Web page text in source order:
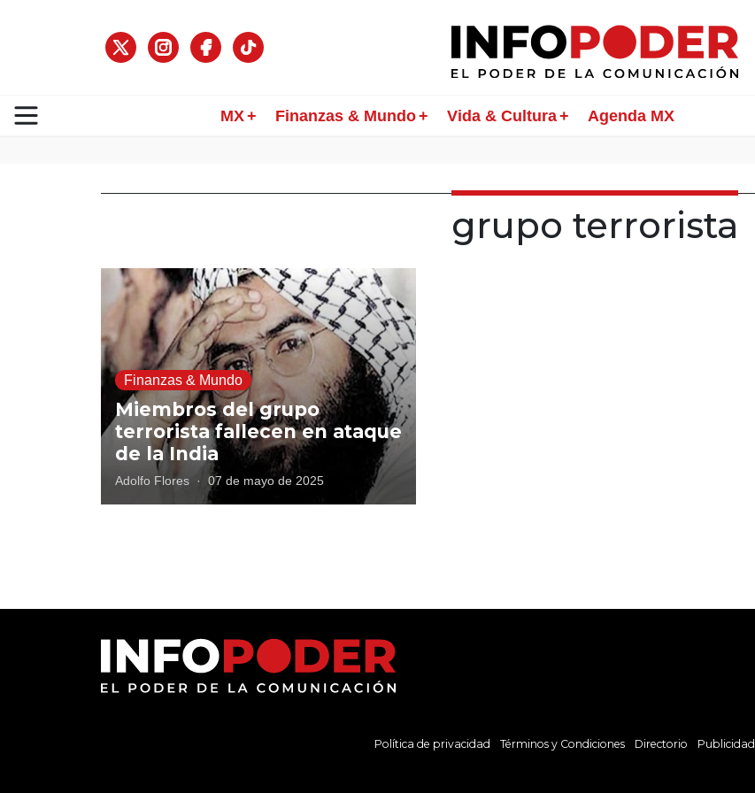
MX Finanzas & Mundo Vida & Cultura Agenda MX
grupo terrorista
Finanzas & Mundo
Miembros del grupo
terrorista fallecen en ataque
de la India
Adolfo Flores · 07 de mayo de 2025
Política de privacidad Términos y Condiciones Directorio Publicidad